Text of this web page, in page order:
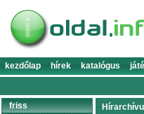
kezdőlap hírek katalógus
friss